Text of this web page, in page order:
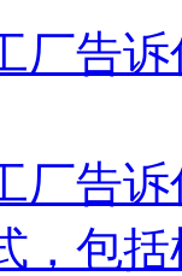
厂告
厂告
，包